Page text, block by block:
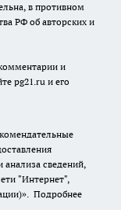
в противном
РФ об авторских и
и
pg21.ru и его
сведений,
"Интернет",
Подробнее